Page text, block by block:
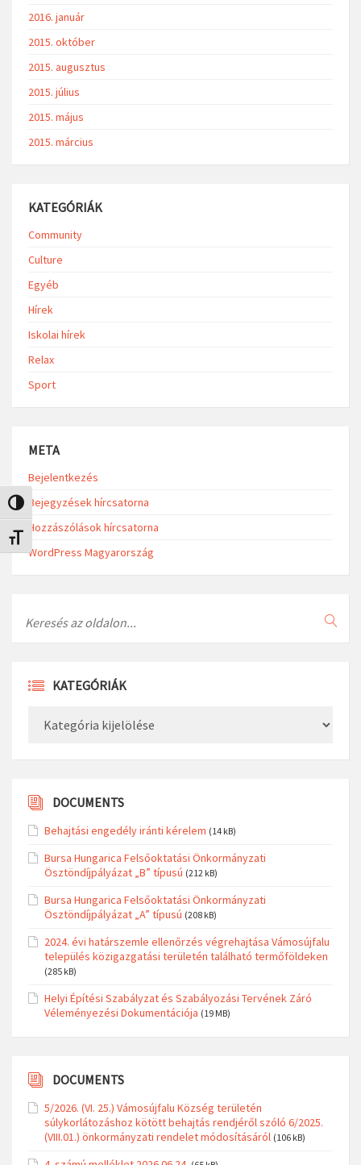
Nagy kontraszt váltása
Betűméret váltása
2016. január
2015. október
2015. augusztus
2015. július
2015. május
2015. március
KATEGÓRIÁK
Community
Culture
Egyéb
Hírek
Iskolai hírek
Relax
Sport
META
Bejelentkezés
Bejegyzések hírcsatorna
Hozzászólások hírcsatorna
WordPress Magyarország
KATEGÓRIÁK
DOCUMENTS
Behajtási engedély iránti kérelem (14 kB)
Bursa Hungarica Felsőoktatási Önkormányzati
Ösztöndíjpályázat „B” típusú (212 kB)
Bursa Hungarica Felsőoktatási Önkormányzati
Ösztöndíjpályázat „A” típusú (208 kB)
2024. évi határszemle ellenőrzés végrehajtása Vámosújfalu
település közigazgatási területén található termőföldeken
(285 kB)
Helyi Építési Szabályzat és Szabályozási Tervének Záró
Véleményezési Dokumentációja (19 MB)
DOCUMENTS
5/2026. (VI. 25.) Vámosújfalu Község területén
súlykorlátozáshoz kötött behajtás rendjéről szóló 6/2025.
(VIII.01.) önkormányzati rendelet módosításáról (106 kB)